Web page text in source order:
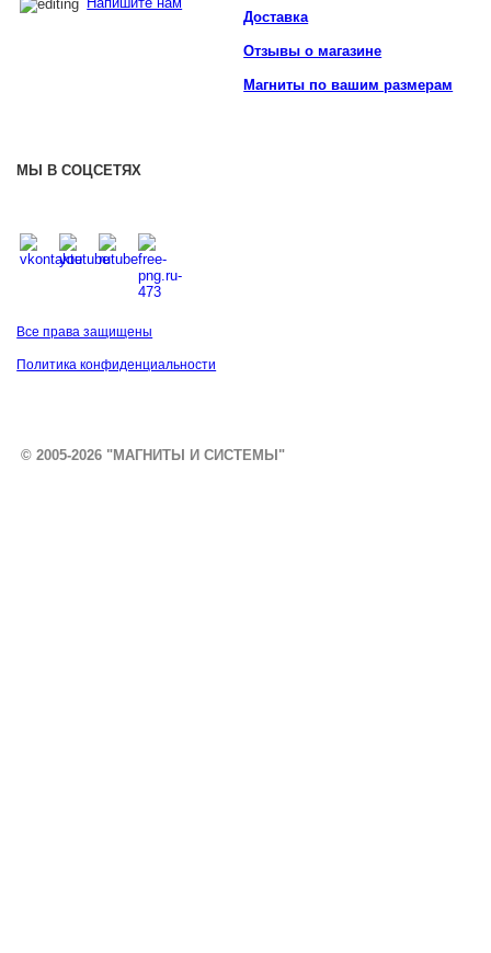
Доставка
Отзывы о магазине
Магниты по вашим размерам
МЫ В СОЦСЕТЯХ
Все права защищены
Политика конфиденциальности
© 2005-2026 "МАГНИТЫ И СИСТЕМЫ"